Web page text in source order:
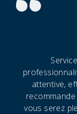
attentive,
vous serez